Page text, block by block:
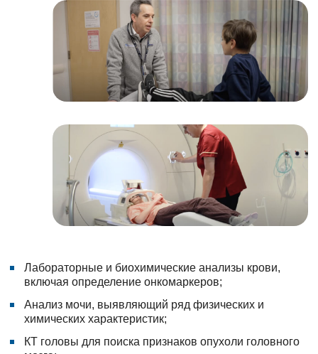
Лабораторные и биохимические анализы крови,
включая определение онкомаркеров;
Анализ мочи, выявляющий ряд физических и
химических характеристик;
КТ головы для поиска признаков опухоли головного